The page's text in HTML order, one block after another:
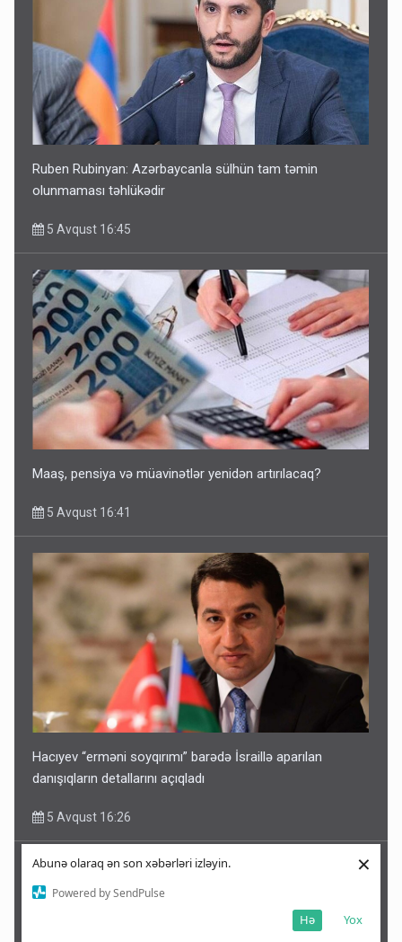
Abunə olaraq ən son xəbərləri izləyin.
Powered by SendPulse
Yox
Hə
×
Ruben Rubinyan: Azərbaycanla sülhün tam təmin
olunmaması təhlükədir
5 Avqust 16:45
Maaş, pensiya və müavinətlər yenidən artırılacaq?
5 Avqust 16:41
Hacıyev “erməni soyqırımı” barədə İsraillə aparılan
danışıqların detallarını açıqladı
5 Avqust 16:26